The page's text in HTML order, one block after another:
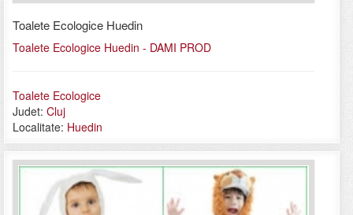
Toalete Ecologice Huedin
Toalete Ecologice Huedin - DAMI PROD
Toalete Ecologice
Judet: Cluj
Localitate: Huedin